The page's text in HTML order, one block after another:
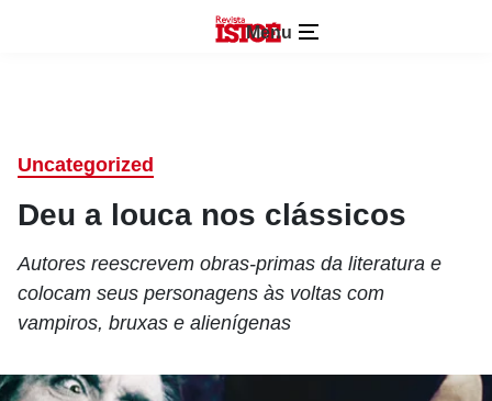
Menu
Uncategorized
Deu a louca nos clássicos
Autores reescrevem obras-primas da literatura e
colocam seus personagens às voltas com
vampiros, bruxas e alienígenas